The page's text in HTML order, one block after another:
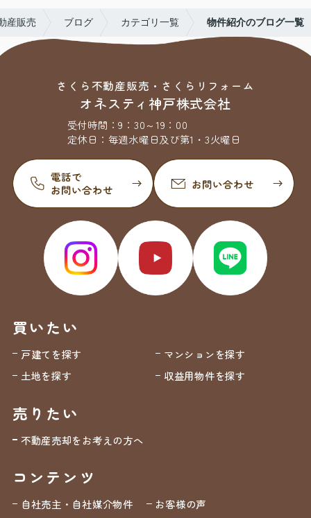
産販売 ブログ カテゴリ一覧 物件紹介のブログ一覧
さくら不動産販売・さくらリフォーム
オネスティ神戸株式会社
受付時間：9：30～19：00
定休日： 毎週水曜日及び第1・3火曜日
買いたい
戸建てを探す
マンションを探す
土地を探す
収益用物件を探す
売りたい
不動産売却をお考えの方へ
コンテンツ
自社売主・自社媒介物件 お客様の声